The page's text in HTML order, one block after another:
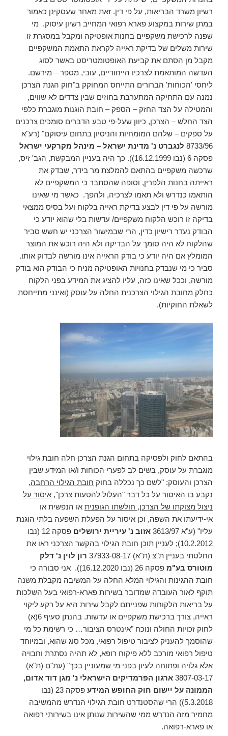
רשיון משרד הבריאות, על פי דין. זאת מאחר שעסקינן כאמור
במתן שירות במקצוע פארא רפואי המחייב רשיון עיסוק. מי
שפנה לרכישת משקפיים בחנות אופטיקה ומקבל במסגרת זו
שירות משלים של בדיקת ראייה לקראת התאמת המשקפיים
מקבל מן הסתם את קביעת האופטומטריסט באשר לסוג
העדשה המותאמת לצרכיו הייחודיים, עובי, מספר – מירשם.
ליחסי 'הכוחות' הברורים התייחס המחוקק ב"חוק הגנת הצרכן
נמנה עם התחיקה המתערבת בחוזים שבין צדדים לא שווים,
והמטילה על הצד החזק – הספק – חובת הוגנות מוגברת כלפי
הצד החלש – הצרכן, כיוון שעל-פי טבע הדברים סומכים צרכנים
על ספקים – שלהם המומחיות והניסיון בתחום עיסוקם" (רע"א
8733/96 לנגברט נ' מדינת ישראל – מינהל מקרקעי ישראל
פסקה 6 (נבו 16.12.1999)). כך היה בעניין המבקשת, הגב' זיס,
שרכשה משקפיים בהתאם להמלצת מר בידר, שבדק את
ראייתה בחנות הלפרין, וסופה שהסתבר כי המשקפיים לא
הותאמו כנדרש ולא תאמו לצרכיה, ולהפך. כאשר מי שאינו
מורשה על פי דין לבצע בדיקת ראייה בלקוח ועל בסיס ממצאי
בדיקה זו רוכש הלקוח משקפיים/ עדשות בלי שהוא יודע כי
הבודק נעדר רישיון כדין, הרי שבמישור הצרכני יש חשש סביר
שהלקוח לא היה סומך על הבדיקה ולא היה רוכש את המוצר
המומלץ אם היה יודע כי בודק הראייה אינו מורשה לבדוק אותו.
סביר כי מי שנבדק בחנויות האופטיקה מניח כי הבודק הוא בודק
מורשה, וככל שאינו כזה, עליו להציג את המידע בפני הלקוח
כחלק מחובת הגילוי הצרכנית החלה על עוסק (ואינני מתייחסת
לשאלת החוקיות).
בהתאם לחוק ולפסיקה בתחום הגנת הצרכן חלה חובת גילוי
מוגברת על עוסק, בשים לב לפערי הכוחות ו/או המידע שבין
הצרכן והעוסק: "לשם כך נכללה בחוק חובת הגילוי הרחבה,
נקבע בו האיסור על כל דבר "העלול להטעות צרכן", איסור על
ניצול מצוקתו של הצרכן, חולשתו הגופנית או הנפשית או
אי-ידיעתו את השפה, וכן איסור על הפעלת השפעה בלתי הוגנת
עליו" (ע"א 3613/97
אזוב נ' עיריית ירושלים
פסקה 12 (נבו
10.2.2012); לעניין תוכן חובת הגילוי בהקשר הצרכני ראו את
החלטתי בעניין ת"צ (ת"א) 37933-08-17
רון לוין נ' דלק
מוטורס בע"מ
פסקה 26 (נבו 16.12.2020)). אני סבורה כי
חובת ההגינות והגילוי המלא החלה על המשיבה מקבלת משנה
תוקף לאור העובדה שמדובר בשירות פארא-רפואי בעל השלכות
על בריאות הלקוחות שפנייתם לקבל שירות היא על רקע ליקוי
ראייה, צורך ברכישת משקפיים או עדשות. בהנתן סעיף 6(א)
לחוק זכויות החולה ונוכח "אינטרס הציבור… כי רשימת כל מי
שהוסמך להעניק לציבור טיפול רפואי, מכל סוג שהוא, ובמיוחד
טיפול רפואי מורכב ללא פיקוח רופא, לא תהיה נסתרת וחבויה
אלא גלויה ופתוחה לעיון בפני מי שמעוניין בכך" (עת"ם (ת"א)
3807-03-17 ארגון הפרמדיקים הישראלי נ' מגן דוד אדום,
הממונה על יישום חוק החופש המידע
פסקה 23 (נבו
5.3.2018)) הרי שהסטנדרט חובת הגילוי הנדרש מהמשיבה
מחמיר מזה הנדרש ממי שהשירות שנותן אינו בשירותי רפואה
או פארא-רפואה.